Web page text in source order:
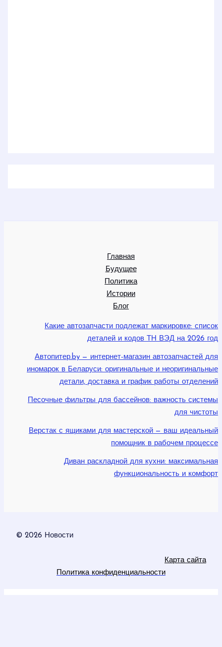
Главная
Будущее
Политика
Истории
Блог
Какие автозапчасти подлежат маркировке: список
деталей и кодов ТН ВЭД на 2026 год
Автопитер.by — интернет-магазин автозапчастей для
иномарок в Беларуси: оригинальные и неоригинальные
детали, доставка и график работы отделений
Песочные фильтры для бассейнов: важность системы
для чистоты
Верстак с ящиками для мастерской — ваш идеальный
помощник в рабочем процессе
Диван раскладной для кухни: максимальная
функциональность и комфорт
© 2026 Новости
Карта сайта
Политика конфиденциальности